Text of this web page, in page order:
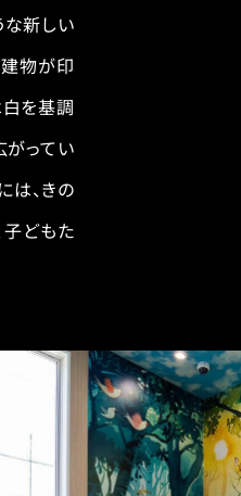
な新しい
建物が印
を基調
がってい
は、きの
子どもた